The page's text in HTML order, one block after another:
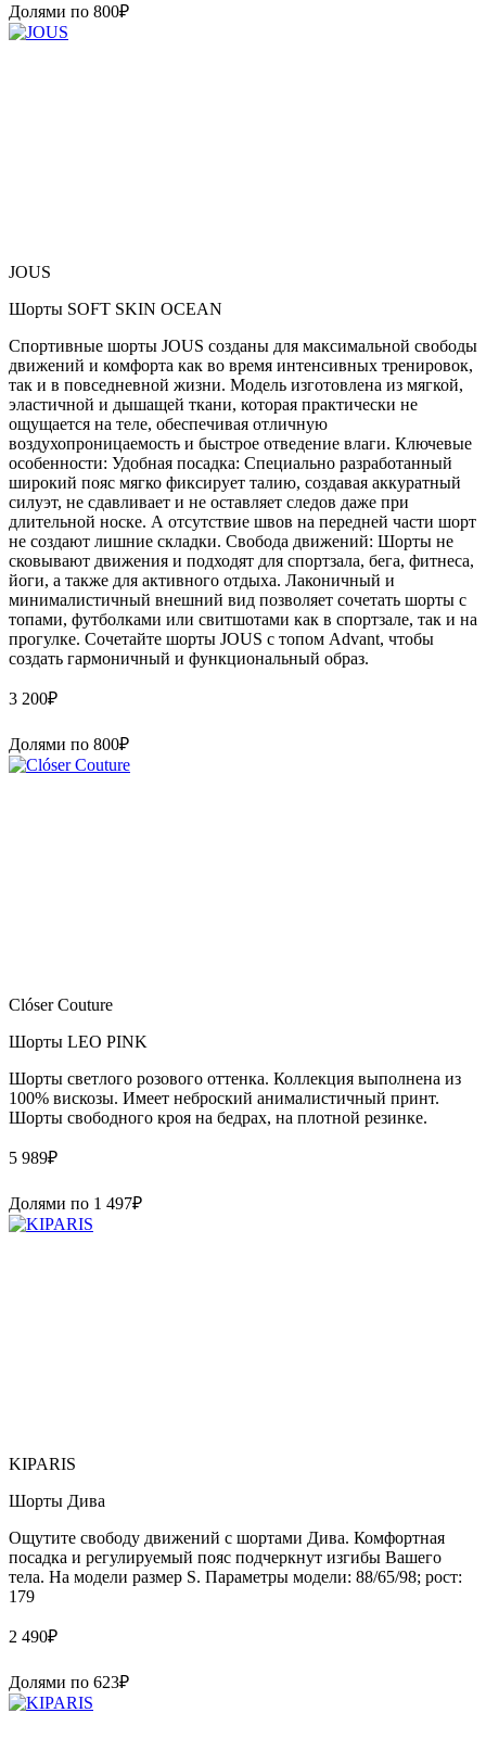
Долями по 800₽
JOUS
Шорты SOFT SKIN OCEAN
Спортивные шорты JOUS созданы для максимальной свободы
движений и комфорта как во время интенсивных тренировок,
так и в повседневной жизни. Модель изготовлена из мягкой,
эластичной и дышащей ткани, которая практически не
ощущается на теле, обеспечивая отличную
воздухопроницаемость и быстрое отведение влаги. Ключевые
особенности: Удобная посадка: Специально разработанный
широкий пояс мягко фиксирует талию, создавая аккуратный
силуэт, не сдавливает и не оставляет следов даже при
длительной носке. А отсутствие швов на передней части шорт
не создают лишние складки. Свобода движений: Шорты не
сковывают движения и подходят для спортзала, бега, фитнеса,
йоги, а также для активного отдыха. Лаконичный и
минималистичный внешний вид позволяет сочетать шорты с
топами, футболками или свитшотами как в спортзале, так и на
прогулке. Сочетайте шорты JOUS с топом Advant, чтобы
создать гармоничный и функциональный образ.
3 200₽
Долями по 800₽
Clóser Couture
Шорты LEO PINK
Шорты светлого розового оттенка. Коллекция выполнена из
100% вискозы. Имеет неброский анималистичный принт.
Шорты свободного кроя на бедрах, на плотной резинке.
5 989₽
Долями по 1 497₽
KIPARIS
Шорты Дива
Ощутите свободу движений с шортами Дива. Комфортная
посадка и регулируемый пояс подчеркнут изгибы Вашего
тела. На модели размер S. Параметры модели: 88/65/98; рост:
179
2 490₽
Долями по 623₽